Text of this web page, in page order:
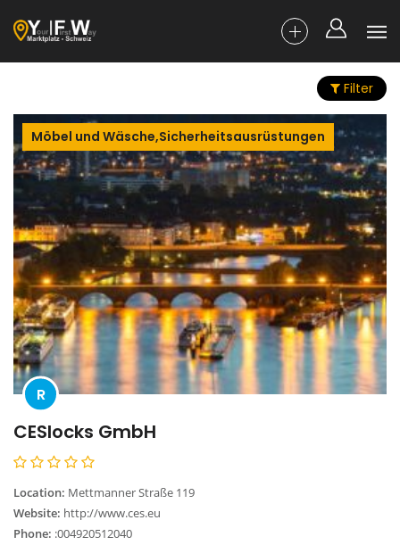
Filter
Möbel und Wäsche,Sicherheitsausrüstungen
R
CESlocks GmbH
Location: Mettmanner Straße 119
Website: http://www.ces.eu
Phone: :004920512040